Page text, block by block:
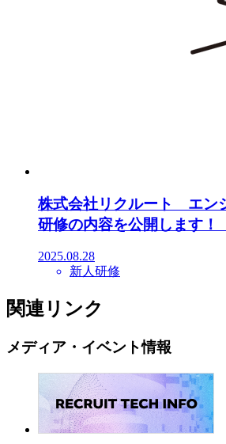
株式会社リクルート エン
研修の内容を公開します！
2025.08.28
新人研修
関連リンク
メディア・イベント情報